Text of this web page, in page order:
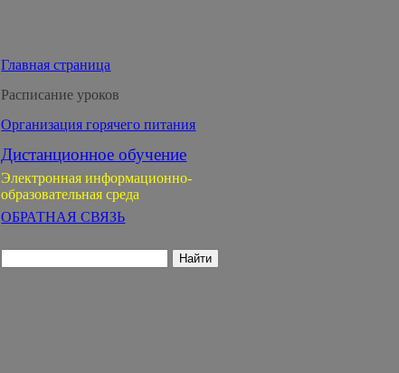
Главная страница
Расписание уроков
Организация горячего питания
Дистанционное обучение
Электронная информационно-
образовательная среда
ОБРАТНАЯ СВЯЗЬ